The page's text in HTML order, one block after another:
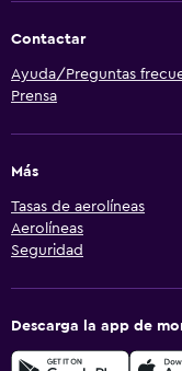
Contactar
Ayuda/Preguntas
Prensa
Más
Tasas de aerolíneas
Aerolíneas
Seguridad
Descarga la app de